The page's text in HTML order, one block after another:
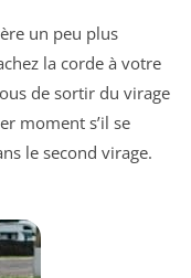
un peu plus
la corde à votre
de sortir du virage
moment s’il se
le second virage.